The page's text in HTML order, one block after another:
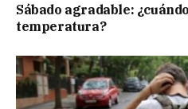
Sábado agradable:
temperatura?